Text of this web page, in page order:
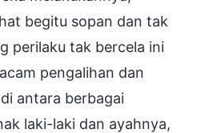
begitu sopan dan tak
perilaku tak bercela ini
pengalihan dan
antara berbagai
laki-laki dan ayahnya,